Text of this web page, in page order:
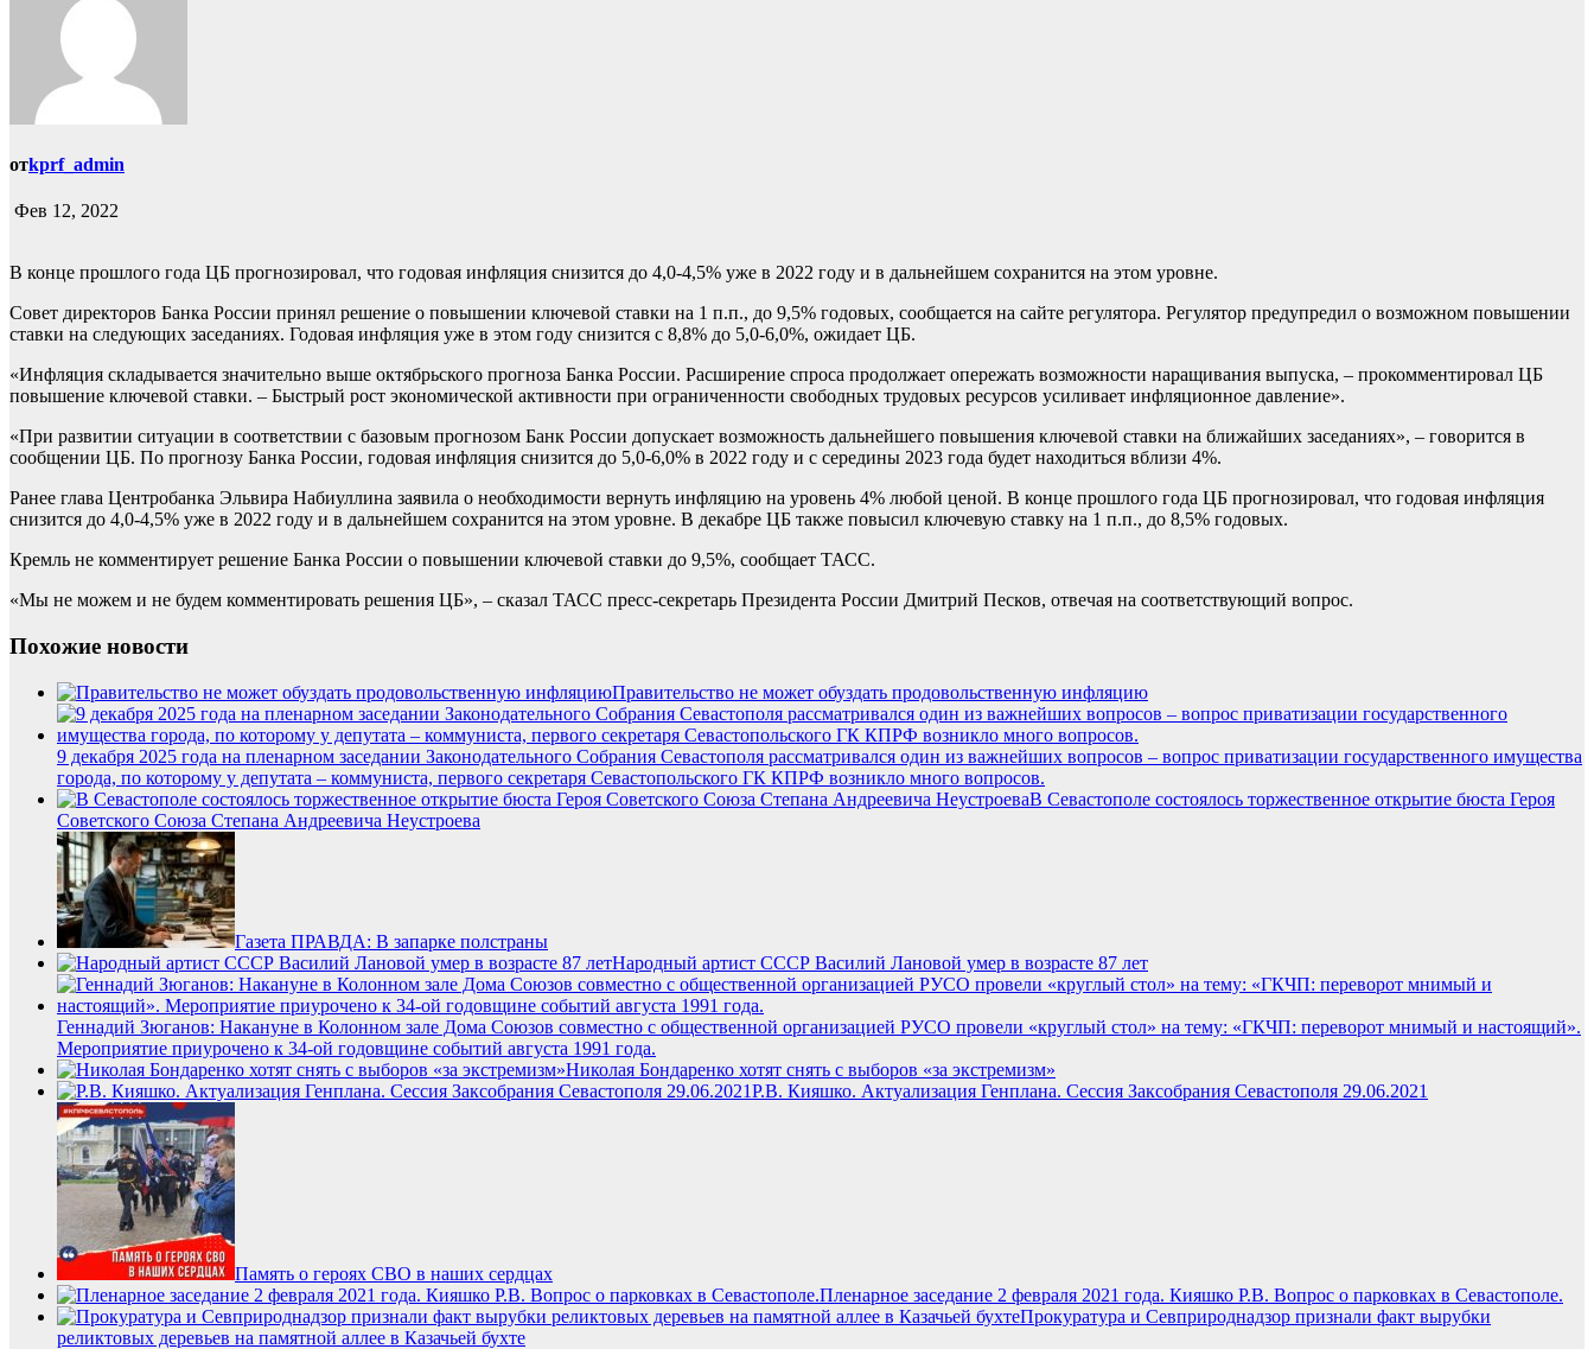
отkprf_admin
Фев 12, 2022
В конце прошлого года ЦБ прогнозировал, что годовая инфляция снизится до 4,0-4,5% уже в 2022 году и в дальнейшем сохранится на этом уровне.
Совет директоров Банка России принял решение о повышении ключевой ставки на 1 п.п., до 9,5% годовых, сообщается на сайте регулятора. Регулятор предупредил о возможном повышении
ставки на следующих заседаниях. Годовая инфляция уже в этом году снизится с 8,8% до 5,0-6,0%, ожидает ЦБ.
«Инфляция складывается значительно выше октябрьского прогноза Банка России. Расширение спроса продолжает опережать возможности наращивания выпуска, – прокомментировал ЦБ
повышение ключевой ставки. – Быстрый рост экономической активности при ограниченности свободных трудовых ресурсов усиливает инфляционное давление».
«При развитии ситуации в соответствии с базовым прогнозом Банк России допускает возможность дальнейшего повышения ключевой ставки на ближайших заседаниях», – говорится в
сообщении ЦБ. По прогнозу Банка России, годовая инфляция снизится до 5,0-6,0% в 2022 году и с середины 2023 года будет находиться вблизи 4%.
Ранее глава Центробанка Эльвира Набиуллина заявила о необходимости вернуть инфляцию на уровень 4% любой ценой. В конце прошлого года ЦБ прогнозировал, что годовая инфляция
снизится до 4,0-4,5% уже в 2022 году и в дальнейшем сохранится на этом уровне. В декабре ЦБ также повысил ключевую ставку на 1 п.п., до 8,5% годовых.
Кремль не комментирует решение Банка России о повышении ключевой ставки до 9,5%, сообщает ТАСС.
«Мы не можем и не будем комментировать решения ЦБ», – сказал ТАСС пресс-секретарь Президента России Дмитрий Песков, отвечая на соответствующий вопрос.
Похожие новости
Правительство не может обуздать продовольственную инфляцию
9 декабря 2025 года на пленарном заседании Законодательного Собрания Севастополя рассматривался один из важнейших вопросов – вопрос приватизации государственного имущества
города, по которому у депутата – коммуниста, первого секретаря Севастопольского ГК КПРФ возникло много вопросов.
В Севастополе состоялось торжественное открытие бюста Героя
Советского Союза Степана Андреевича Неустроева
Газета ПРАВДА: В запарке полстраны
Народный артист СССР Василий Лановой умер в возрасте 87 лет
Геннадий Зюганов: Накануне в Колонном зале Дома Союзов совместно с общественной организацией РУСО провели «круглый стол» на тему: «ГКЧП: переворот мнимый и настоящий».
Мероприятие приурочено к 34-ой годовщине событий августа 1991 года.
Николая Бондаренко хотят снять с выборов «за экстремизм»
Р.В. Кияшко. Актуализация Генплана. Сессия Заксобрания Севастополя 29.06.2021
Память о героях СВО в наших сердцах
Пленарное заседание 2 февраля 2021 года. Кияшко Р.В. Вопрос о парковках в Севастополе.
Прокуратура и Севприроднадзор признали факт вырубки
реликтовых деревьев на памятной аллее в Казачьей бухте